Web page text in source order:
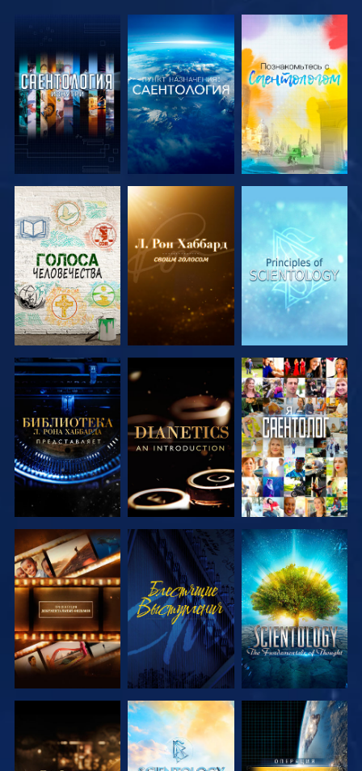
СМОТРЕТЬ
ПЕРЕДАЧИ
СМОТРЕТЬ
ПЕРЕДАЧИ
СМОТРЕТЬ
ПЕРЕДАЧИ
СМОТРЕТЬ
ПЕРЕДАЧИ
СМОТРЕТЬ
ПЕРЕДАЧИ
СМОТРЕТЬ
СМОТРЕТЬ
ПЕРЕДАЧИ
СМОТРЕТЬ
СМОТРЕТЬ
ПЕРЕДАЧИ
СМОТРЕТЬ
ПЕРЕДАЧИ
СМОТРЕТЬ
ПЕРЕДАЧИ
СМОТРЕТЬ